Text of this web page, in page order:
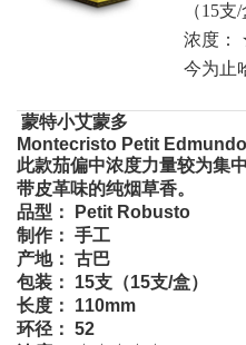
（15
浓度
今为止
蒙特小艾蒙多
Montecristo Petit Edmundo
此款茄偏中浓度力量较为集
带皮革味的纯烟草香。
品型： Petit Robusto
制作： 手工
产地： 古巴
包装： 15支（15支/盒）
长度： 110mm
环径： 52